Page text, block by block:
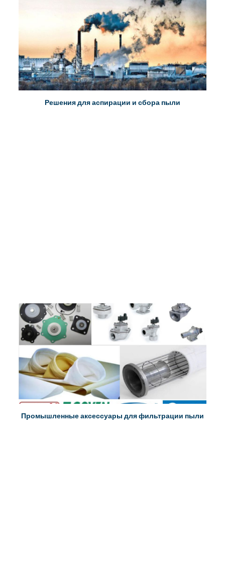
Решения для аспирации и сбора пыли
Промышленные аксессуары для фильтрации пыли